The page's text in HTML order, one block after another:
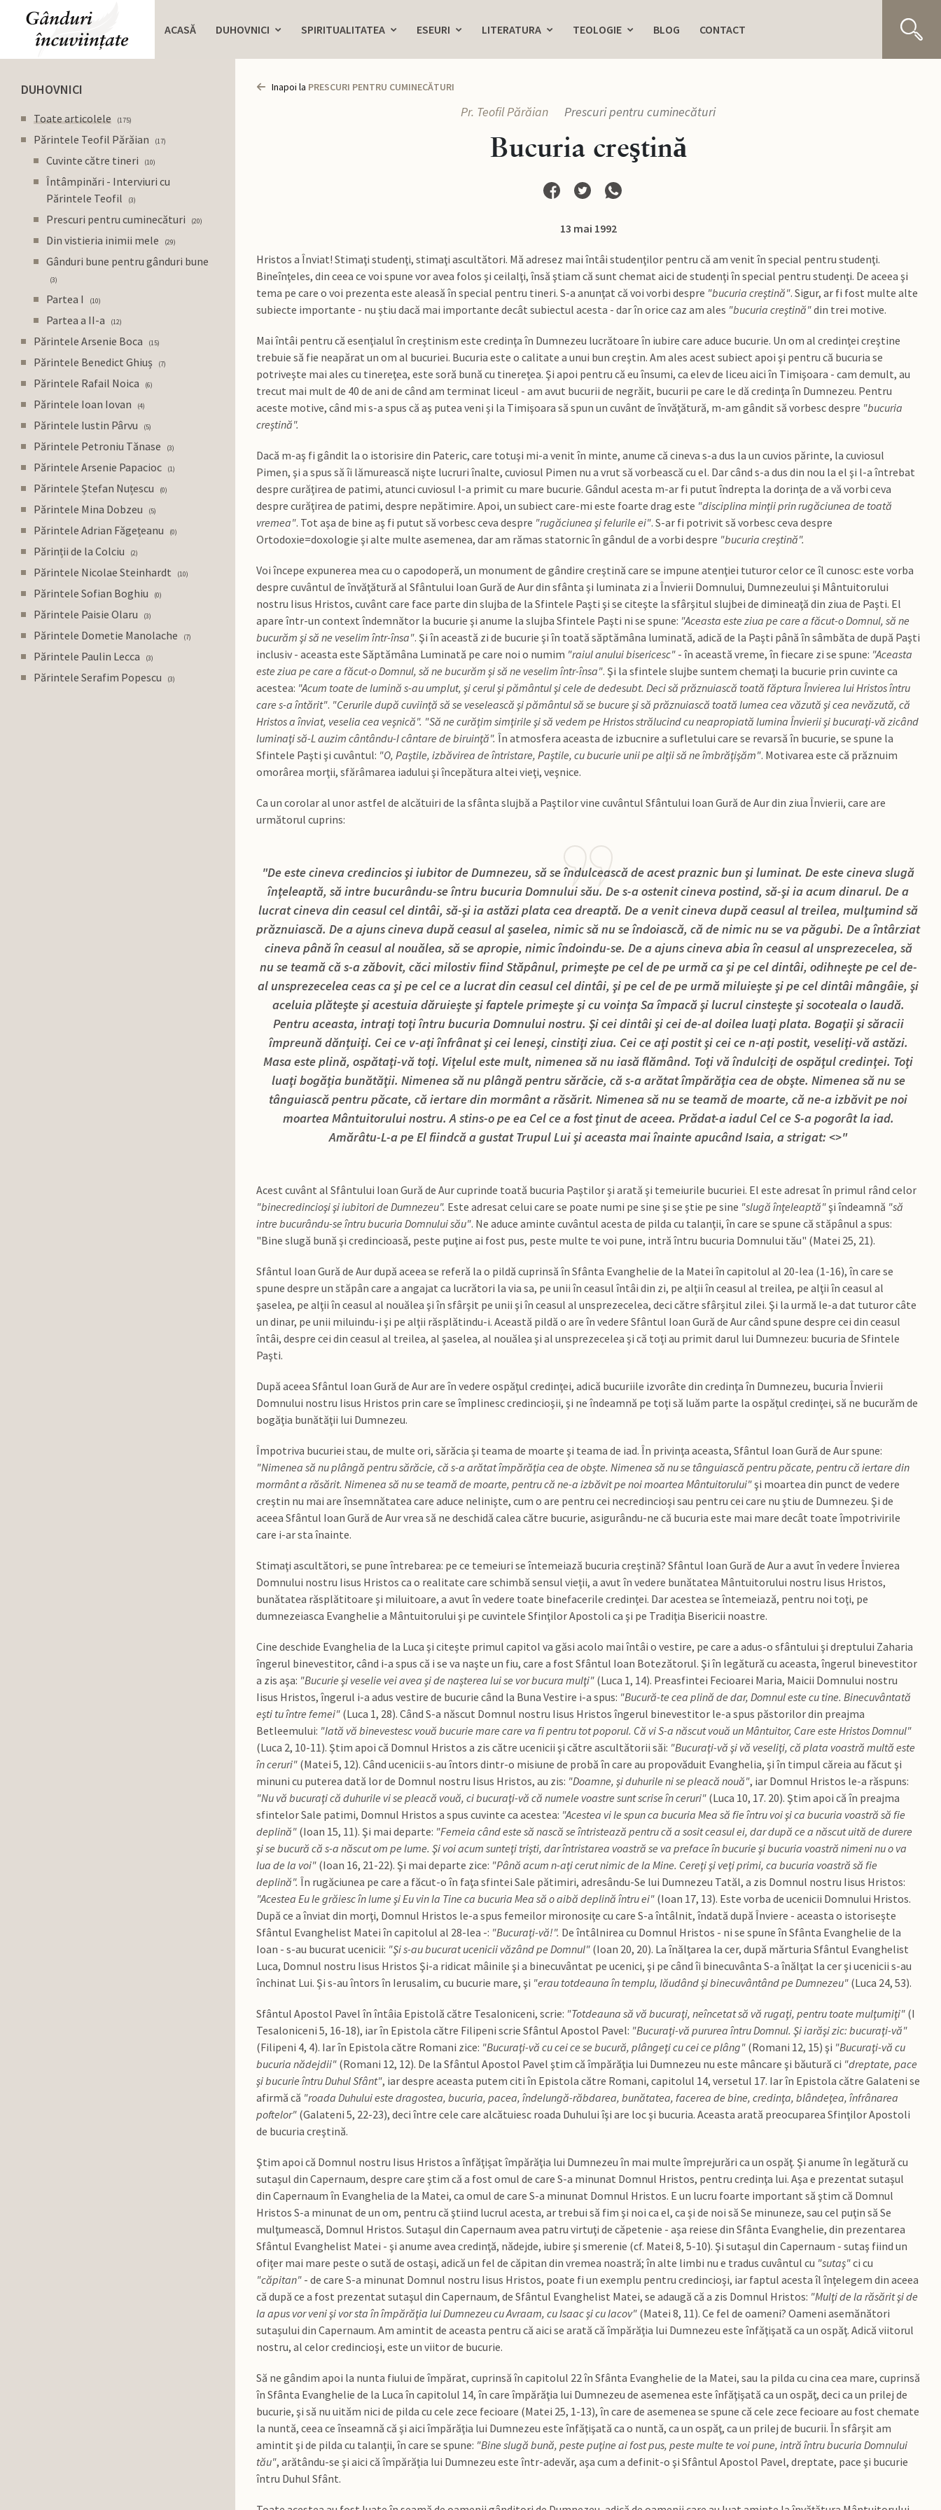
ACASĂ DUHOVNICI SPIRITUALITATEA ESEURI LITERATURA TEOLOGIE BLOG CONTACT
DUHOVNICI
Toate articolele 175
Părintele Teofil Părăian 17
Cuvinte către tineri 10
Întâmpinări - Interviuri cu
Părintele Teofil
3
Prescuri pentru cuminecături 20
Din vistieria inimii mele 29
Gânduri bune pentru gânduri bune
3
Partea I 10
Partea a II-a 12
Părintele Arsenie Boca 15
Părintele Benedict Ghiuș 7
Părintele Rafail Noica 6
Părintele Ioan Iovan 4
Părintele Iustin Pârvu 5
Părintele Petroniu Tănase 3
Părintele Arsenie Papacioc 1
Părintele Ștefan Nuțescu 0
Părintele Mina Dobzeu 5
Părintele Adrian Făgețeanu 0
Părinții de la Colciu 2
Părintele Nicolae Steinhardt 10
Părintele Sofian Boghiu 0
Părintele Paisie Olaru 3
Părintele Dometie Manolache 7
Părintele Paulin Lecca 3
Părintele Serafim Popescu 3
Inapoi la PRESCURI PENTRU CUMINECĂTURI
Pr. Teofil Părăian Prescuri pentru cuminecături
Bucuria creştină
13 mai 1992
Hristos a Înviat! Stimaţi studenţi, stimaţi ascultători. Mă adresez mai întâi studenţilor pentru că am venit în special pentru studenţi.
Bineînţeles, din ceea ce voi spune vor avea folos şi ceilalţi, însă ştiam că sunt chemat aici de studenţi în special pentru studenţi. De aceea şi
tema pe care o voi prezenta este aleasă în special pentru tineri. S-a anunţat că voi vorbi despre "bucuria creştină". Sigur, ar fi fost multe alte
subiecte importante - nu ştiu dacă mai importante decât subiectul acesta - dar în orice caz am ales "bucuria creştină"din trei motive.
Mai întâi pentru că esenţialul în creştinism este credinţa în Dumnezeu lucrătoare în iubire care aduce bucurie. Un om al credinţei creştine
trebuie să fie neapărat un om al bucuriei. Bucuria este o calitate a unui bun creştin. Am ales acest subiect apoi şi pentru că bucuria se
potriveşte mai ales cu tinereţea, este soră bună cu tinereţea. Şi apoi pentru că eu însumi, ca elev de liceu aici în Timişoara - cam demult, au
trecut mai mult de 40 de ani de când am terminat liceul - am avut bucurii de negrăit, bucurii pe care le dă credinţa în Dumnezeu. Pentru
aceste motive, când mi s-a spus că aş putea veni şi la Timişoara să spun un cuvânt de învăţătură, m-am gândit să vorbesc despre "bucuria
creştină".
Dacă m-aş fi gândit la o istorisire din Pateric, care totuşi mi-a venit în minte, anume că cineva s-a dus la un cuvios părinte, la cuviosul
Pimen, şi a spus să îi lămurească nişte lucruri înalte, cuviosul Pimen nu a vrut să vorbească cu el. Dar când s-a dus din nou la el şi l-a întrebat
despre curăţirea de patimi, atunci cuviosul l-a primit cu mare bucurie. Gândul acesta m-ar fi putut îndrepta la dorinţa de a vă vorbi ceva
despre curăţirea de patimi, despre nepătimire. Apoi, un subiect care-mi este foarte drag este "disciplina minţii prin rugăciunea de toată
vremea". Tot aşa de bine aş fi putut să vorbesc ceva despre "rugăciunea şi felurile ei". S-ar fi potrivit să vorbesc ceva despre
Ortodoxie=doxologie şi alte multe asemenea, dar am rămas statornic în gândul de a vorbi despre "bucuria creştină".
Voi începe expunerea mea cu o capodoperă, un monument de gândire creştină care se impune atenţiei tuturor celor ce îl cunosc: este vorba
despre cuvântul de învăţătură al Sfântului Ioan Gură de Aur din sfânta şi luminata zi a Învierii Domnului, Dumnezeului şi Mântuitorului
nostru Iisus Hristos, cuvânt care face parte din slujba de la Sfintele Paşti şi se citeşte la sfârşitul slujbei de dimineaţă din ziua de Paşti. El
apare într-un context îndemnător la bucurie şi anume la slujba Sfintele Paşti ni se spune: "Aceasta este ziua pe care a făcut-o Domnul, să ne
bucurăm şi să ne veselim într-însa". Şi în această zi de bucurie şi în toată săptămâna luminată, adică de la Paşti până în sâmbăta de după Paşti
inclusiv - aceasta este Săptămâna Luminată pe care noi o numim "raiul anului bisericesc" - în această vreme, în fiecare zi se spune: "Aceasta
este ziua pe care a făcut-o Domnul, să ne bucurăm şi să ne veselim într-însa". Şi la sfintele slujbe suntem chemaţi la bucurie prin cuvinte ca
acestea: "Acum toate de lumină s-au umplut, şi cerul şi pământul şi cele de dedesubt. Deci să prăznuiască toată făptura Învierea lui Hristos întru
care s-a întărit". "Cerurile după cuviinţă să se veselească şi pământul să se bucure şi să prăznuiască toată lumea cea văzută şi cea nevăzută, că
Hristos a înviat, veselia cea veşnică". "Să ne curăţim simţirile şi să vedem pe Hristos strălucind cu neapropiată lumina Învierii şi bucuraţi-vă zicând
luminaţi să-L auzim cântându-I cântare de biruinţă". În atmosfera aceasta de izbucnire a sufletului care se revarsă în bucurie, se spune la
Sfintele Paşti şi cuvântul: "O, Paştile, izbăvirea de întristare, Paştile, cu bucurie unii pe alţii să ne îmbrăţişăm". Motivarea este că prăznuim
omorârea morţii, sfărâmarea iadului şi începătura altei vieţi, veşnice.
Ca un corolar al unor astfel de alcătuiri de la sfânta slujbă a Paştilor vine cuvântul Sfântului Ioan Gură de Aur din ziua Învierii, care are
următorul cuprins:
"De este cineva credincios şi iubitor de Dumnezeu, să se îndulcească de acest praznic bun şi luminat. De este cineva slugă
înţeleaptă, să intre bucurându-se întru bucuria Domnului său. De s-a ostenit cineva postind, să-şi ia acum dinarul. De a
lucrat cineva din ceasul cel dintâi, să-şi ia astăzi plata cea dreaptă. De a venit cineva după ceasul al treilea, mulţumind să
prăznuiască. De a ajuns cineva după ceasul al şaselea, nimic să nu se îndoiască, că de nimic nu se va păgubi. De a întârziat
cineva până în ceasul al nouălea, să se apropie, nimic îndoindu-se. De a ajuns cineva abia în ceasul al unsprezecelea, să
nu se teamă că s-a zăbovit, căci milostiv fiind Stăpânul, primeşte pe cel de pe urmă ca şi pe cel dintâi, odihneşte pe cel de-
al unsprezecelea ceas ca şi pe cel ce a lucrat din ceasul cel dintâi, şi pe cel de pe urmă miluieşte şi pe cel dintâi mângâie, şi
aceluia plăteşte şi acestuia dăruieşte şi faptele primeşte şi cu voinţa Sa împacă şi lucrul cinsteşte şi socoteala o laudă.
Pentru aceasta, intraţi toţi întru bucuria Domnului nostru. Şi cei dintâi şi cei de-al doilea luaţi plata. Bogaţii şi săracii
împreună dănţuiţi. Cei ce v-aţi înfrânat şi cei leneşi, cinstiţi ziua. Cei ce aţi postit şi cei ce n-aţi postit, veseliţi-vă astăzi.
Masa este plină, ospătaţi-vă toţi. Viţelul este mult, nimenea să nu iasă flămând. Toţi vă îndulciţi de ospăţul credinţei. Toţi
luaţi bogăţia bunătăţii. Nimenea să nu plângă pentru sărăcie, că s-a arătat împărăţia cea de obşte. Nimenea să nu se
tânguiască pentru păcate, că iertare din mormânt a răsărit. Nimenea să nu se teamă de moarte, că ne-a izbăvit pe noi
moartea Mântuitorului nostru. A stins-o pe ea Cel ce a fost ţinut de aceea. Prădat-a iadul Cel ce S-a pogorât la iad.
Amărâtu-L-a pe El fiindcă a gustat Trupul Lui şi aceasta mai înainte apucând Isaia, a strigat: <>"
Acest cuvânt al Sfântului Ioan Gură de Aur cuprinde toată bucuria Paştilor şi arată şi temeiurile bucuriei. El este adresat în primul rând celor
"binecredincioşi şi iubitori de Dumnezeu". Este adresat celui care se poate numi pe sine şi se ştie pe sine "slugă înţeleaptă"şi îndeamnă "să
intre bucurându-se întru bucuria Domnului său". Ne aduce aminte cuvântul acesta de pilda cu talanţii, în care se spune că stăpânul a spus:
"Bine slugă bună şi credincioasă, peste puţine ai fost pus, peste multe te voi pune, intră întru bucuria Domnului tău" (Matei 25, 21).
Sfântul Ioan Gură de Aur după aceea se referă la o pildă cuprinsă în Sfânta Evanghelie de la Matei în capitolul al 20-lea (1-16), în care se
spune despre un stăpân care a angajat ca lucrători la via sa, pe unii în ceasul întâi din zi, pe alţii în ceasul al treilea, pe alţii în ceasul al
şaselea, pe alţii în ceasul al nouălea şi în sfârşit pe unii şi în ceasul al unsprezecelea, deci către sfârşitul zilei. Şi la urmă le-a dat tuturor câte
un dinar, pe unii miluindu-i şi pe alţii răsplătindu-i. Această pildă o are în vedere Sfântul Ioan Gură de Aur când spune despre cei din ceasul
întâi, despre cei din ceasul al treilea, al şaselea, al nouălea şi al unsprezecelea şi că toţi au primit darul lui Dumnezeu: bucuria de Sfintele
Paşti.
După aceea Sfântul Ioan Gură de Aur are în vedere ospăţul credinţei, adică bucuriile izvorâte din credinţa în Dumnezeu, bucuria Învierii
Domnului nostru Iisus Hristos prin care se împlinesc credincioşii, şi ne îndeamnă pe toţi să luăm parte la ospăţul credinţei, să ne bucurăm de
bogăţia bunătăţii lui Dumnezeu.
Împotriva bucuriei stau, de multe ori, sărăcia şi teama de moarte şi teama de iad. În privinţa aceasta, Sfântul Ioan Gură de Aur spune:
"Nimenea să nu plângă pentru sărăcie, că s-a arătat împărăţia cea de obşte. Nimenea să nu se tânguiască pentru păcate, pentru că iertare din
mormânt a răsărit. Nimenea să nu se teamă de moarte, pentru că ne-a izbăvit pe noi moartea Mântuitorului"şi moartea din punct de vedere
creştin nu mai are însemnătatea care aduce nelinişte, cum o are pentru cei necredincioşi sau pentru cei care nu ştiu de Dumnezeu. Şi de
aceea Sfântul Ioan Gură de Aur vrea să ne deschidă calea către bucurie, asigurându-ne că bucuria este mai mare decât toate împotrivirile
care i-ar sta înainte.
Stimaţi ascultători, se pune întrebarea: pe ce temeiuri se întemeiază bucuria creştină? Sfântul Ioan Gură de Aur a avut în vedere Învierea
Domnului nostru Iisus Hristos ca o realitate care schimbă sensul vieţii, a avut în vedere bunătatea Mântuitorului nostru Iisus Hristos,
bunătatea răsplătitoare şi miluitoare, a avut în vedere toate binefacerile credinţei. Dar acestea se întemeiază, pentru noi toţi, pe
dumnezeiasca Evanghelie a Mântuitorului şi pe cuvintele Sfinţilor Apostoli ca şi pe Tradiţia Bisericii noastre.
Cine deschide Evanghelia de la Luca şi citeşte primul capitol va găsi acolo mai întâi o vestire, pe care a adus-o sfântului şi dreptului Zaharia
îngerul binevestitor, când i-a spus că i se va naşte un fiu, care a fost Sfântul Ioan Botezătorul. Şi în legătură cu aceasta, îngerul binevestitor
a zis aşa: "Bucurie şi veselie vei avea şi de naşterea lui se vor bucura mulţi" (Luca 1, 14). Preasfintei Fecioarei Maria, Maicii Domnului nostru
Iisus Hristos, îngerul i-a adus vestire de bucurie când la Buna Vestire i-a spus: "Bucură-te cea plină de dar, Domnul este cu tine. Binecuvântată
eşti tu între femei" (Luca 1, 28). Când S-a născut Domnul nostru Iisus Hristos îngerul binevestitor le-a spus păstorilor din preajma
Betleemului: "Iată vă binevestesc vouă bucurie mare care va fi pentru tot poporul. Că vi S-a născut vouă un Mântuitor, Care este Hristos Domnul"
(Luca 2, 10-11). Ştim apoi că Domnul Hristos a zis către ucenicii şi către ascultătorii săi: "Bucuraţi-vă şi vă veseliţi, că plata voastră multă este
în ceruri" (Matei 5, 12). Când ucenicii s-au întors dintr-o misiune de probă în care au propovăduit Evanghelia, şi în timpul căreia au făcut şi
minuni cu puterea dată lor de Domnul nostru Iisus Hristos, au zis: "Doamne, şi duhurile ni se pleacă nouă", iar Domnul Hristos le-a răspuns:
"Nu vă bucuraţi că duhurile vi se pleacă vouă, ci bucuraţi-vă că numele voastre sunt scrise în ceruri" (Luca 10, 17. 20). Ştim apoi că în preajma
sfintelor Sale patimi, Domnul Hristos a spus cuvinte ca acestea: "Acestea vi le spun ca bucuria Mea să fie întru voi şi ca bucuria voastră să fie
deplină" (Ioan 15, 11). Şi mai departe: "Femeia când este să nască se întristează pentru că a sosit ceasul ei, dar după ce a născut uită de durere
şi se bucură că s-a născut om pe lume. Şi voi acum sunteţi trişti, dar întristarea voastră se va preface în bucurie şi bucuria voastră nimeni nu o va
lua de la voi" (Ioan 16, 21-22). Şi mai departe zice: "Până acum n-aţi cerut nimic de la Mine. Cereţi şi veţi primi, ca bucuria voastră să fie
deplină". În rugăciunea pe care a făcut-o în faţa sfintei Sale pătimiri, adresându-Se lui Dumnezeu Tatăl, a zis Domnul nostru Iisus Hristos:
"Acestea Eu le grăiesc în lume şi Eu vin la Tine ca bucuria Mea să o aibă deplină întru ei" (Ioan 17, 13). Este vorba de ucenicii Domnului Hristos.
După ce a înviat din morţi, Domnul Hristos le-a spus femeilor mironosiţe cu care S-a întâlnit, îndată după Înviere - aceasta o istoriseşte
Sfântul Evanghelist Matei în capitolul al 28-lea -: "Bucuraţi-vă!". De întâlnirea cu Domnul Hristos - ni se spune în Sfânta Evanghelie de la
Ioan - s-au bucurat ucenicii: "Şi s-au bucurat ucenicii văzând pe Domnul" (Ioan 20, 20). La înălţarea la cer, după mărturia Sfântul Evanghelist
Luca, Domnul nostru Iisus Hristos Şi-a ridicat mâinile şi a binecuvântat pe ucenici, şi pe când îi binecuvânta S-a înălţat la cer şi ucenicii s-au
închinat Lui. Şi s-au întors în Ierusalim, cu bucurie mare, şi "erau totdeauna în templu, lăudând şi binecuvântând pe Dumnezeu" (Luca 24, 53).
Sfântul Apostol Pavel în întâia Epistolă către Tesaloniceni, scrie: "Totdeauna să vă bucuraţi, neîncetat să vă rugaţi, pentru toate mulţumiţi" (I
Tesaloniceni 5, 16-18), iar în Epistola către Filipeni scrie Sfântul Apostol Pavel: "Bucuraţi-vă pururea întru Domnul. Şi iarăşi zic: bucuraţi-vă"
(Filipeni 4, 4). Iar în Epistola către Romani zice: "Bucuraţi-vă cu cei ce se bucură, plângeţi cu cei ce plâng" (Romani 12, 15) şi "Bucuraţi-vă cu
bucuria nădejdii" (Romani 12, 12). De la Sfântul Apostol Pavel ştim că împărăţia lui Dumnezeu nu este mâncare şi băutură ci "dreptate, pace
şi bucurie întru Duhul Sfânt", iar despre aceasta putem citi în Epistola către Romani, capitolul 14, versetul 17. Iar în Epistola către Galateni se
afirmă că "roada Duhului este dragostea, bucuria, pacea, îndelungă-răbdarea, bunătatea, facerea de bine, credinţa, blândeţea, înfrânarea
poftelor" (Galateni 5, 22-23), deci între cele care alcătuiesc roada Duhului îşi are loc şi bucuria. Aceasta arată preocuparea Sfinţilor Apostoli
de bucuria creştină.
Ştim apoi că Domnul nostru Iisus Hristos a înfăţişat împărăţia lui Dumnezeu în mai multe împrejurări ca un ospăţ. Şi anume în legătură cu
sutaşul din Capernaum, despre care ştim că a fost omul de care S-a minunat Domnul Hristos, pentru credinţa lui. Aşa e prezentat sutaşul
din Capernaum în Evanghelia de la Matei, ca omul de care S-a minunat Domnul Hristos. E un lucru foarte important să ştim că Domnul
Hristos S-a minunat de un om, pentru că ştiind lucrul acesta, ar trebui să fim şi noi ca el, ca şi de noi să Se minuneze, sau cel puţin să Se
mulţumească, Domnul Hristos. Sutaşul din Capernaum avea patru virtuţi de căpetenie - aşa reiese din Sfânta Evanghelie, din prezentarea
Sfântul Evanghelist Matei - şi anume avea credinţă, nădejde, iubire şi smerenie (cf. Matei 8, 5-10). Şi sutaşul din Capernaum - sutaş fiind un
ofiţer mai mare peste o sută de ostaşi, adică un fel de căpitan din vremea noastră; în alte limbi nu e tradus cuvântul cu "sutaş"ci cu
"căpitan" - de care S-a minunat Domnul nostru Iisus Hristos, poate fi un exemplu pentru credincioşi, iar faptul acesta îl înţelegem din aceea
că după ce a fost prezentat sutaşul din Capernaum, de Sfântul Evanghelist Matei, se adaugă că a zis Domnul Hristos: "Mulţi de la răsărit şi de
la apus vor veni şi vor sta în împărăţia lui Dumnezeu cu Avraam, cu Isaac şi cu Iacov" (Matei 8, 11). Ce fel de oameni? Oameni asemănători
sutaşului din Capernaum. Am amintit de aceasta pentru că aici se arată că împărăţia lui Dumnezeu este înfăţişată ca un ospăţ. Adică viitorul
nostru, al celor credincioşi, este un viitor de bucurie.
Să ne gândim apoi la nunta fiului de împărat, cuprinsă în capitolul 22 în Sfânta Evanghelie de la Matei, sau la pilda cu cina cea mare, cuprinsă
în Sfânta Evanghelie de la Luca în capitolul 14, în care împărăţia lui Dumnezeu de asemenea este înfăţişată ca un ospăţ, deci ca un prilej de
bucurie, şi să nu uităm nici de pilda cu cele zece fecioare (Matei 25, 1-13), în care de asemenea se spune că cele zece fecioare au fost chemate
la nuntă, ceea ce înseamnă că şi aici împărăţia lui Dumnezeu este înfăţişată ca o nuntă, ca un ospăţ, ca un prilej de bucurii. În sfârşit am
amintit şi de pilda cu talanţii, în care se spune: "Bine slugă bună, peste puţine ai fost pus, peste multe te voi pune, intră întru bucuria Domnului
tău", arătându-se şi aici că împărăţia lui Dumnezeu este într-adevăr, aşa cum a definit-o şi Sfântul Apostol Pavel, dreptate, pace şi bucurie
întru Duhul Sfânt.